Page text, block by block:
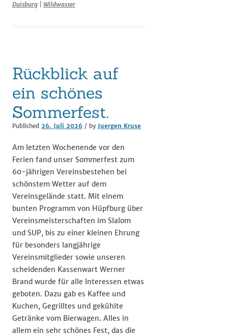
Duisburg
Wildwasser
Rückblick auf
ein schönes
Sommerfest.
Published 26. Juli 2026 / by Juergen Kruse
Am letzten Wochenende vor den
Ferien fand unser Sommerfest zum
60-jährigen Vereinsbestehen bei
schönstem Wetter auf dem
Vereinsgelände statt. Mit einem
bunten Programm von Hüpfburg über
Vereinsmeisterschaften im Slalom
und SUP, bis zu einer kleinen Ehrung
für besonders langjährige
Vereinsmitglieder sowie unseren
scheidenden Kassenwart Werner
Brand wurde für alle Interessen etwas
geboten. Dazu gab es Kaffee und
Kuchen, Gegrilltes und gekühlte
Getränke vom Bierwagen. Alles in
allem ein sehr schönes Fest, das die